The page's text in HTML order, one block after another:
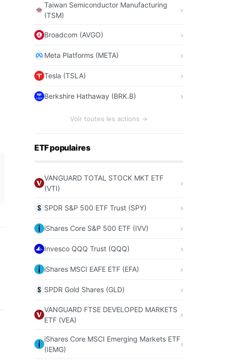
Taiwan Semiconductor Manufacturing
(TSM)
Broadcom (AVGO)
Meta Platforms (META)
Tesla (TSLA)
Berkshire Hathaway (BRK.B)
Voir toutes les actions →
ETF populaires
VANGUARD TOTAL STOCK MKT ETF
(VTI)
SPDR S&P 500 ETF Trust (SPY)
iShares Core S&P 500 ETF (IVV)
Invesco QQQ Trust (QQQ)
iShares MSCI EAFE ETF (EFA)
SPDR Gold Shares (GLD)
VANGUARD FTSE DEVELOPED MARKETS
ETF (VEA)
iShares Core MSCI Emerging Markets ETF
(IEMG)